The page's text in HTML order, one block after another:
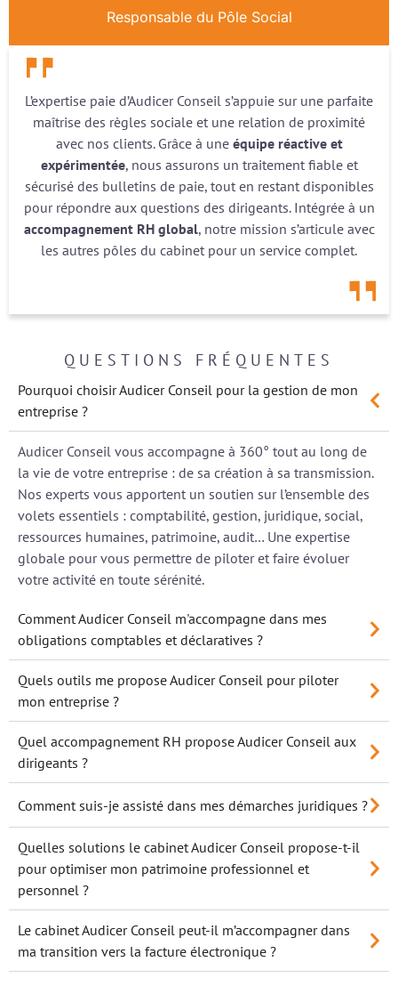
Responsable du Pôle Social
L’expertise paie d’Audicer Conseil s’appuie sur une parfaite
maîtrise des règles sociale et une relation de proximité
avec nos clients. Grâce à une équipe réactive et
expérimentée, nous assurons un traitement fiable et
sécurisé des bulletins de paie, tout en restant disponibles
pour répondre aux questions des dirigeants. Intégrée à un
accompagnement RH global, notre mission s’articule avec
les autres pôles du cabinet pour un service complet.
QUESTIONS FRÉQUENTES
Pourquoi choisir Audicer Conseil pour la gestion de mon
entreprise ?
Audicer Conseil vous accompagne à 360° tout au long de
la vie de votre entreprise : de sa création à sa transmission.
Nos experts vous apportent un soutien sur l’ensemble des
volets essentiels : comptabilité, gestion, juridique, social,
ressources humaines, patrimoine, audit… Une expertise
globale pour vous permettre de piloter et faire évoluer
votre activité en toute sérénité.
Comment Audicer Conseil m'accompagne dans mes
obligations comptables et déclaratives ?
Quels outils me propose Audicer Conseil pour piloter
mon entreprise ?
Quel accompagnement RH propose Audicer Conseil aux
dirigeants ?
Comment suis-je assisté dans mes démarches juridiques ?
Quelles solutions le cabinet Audicer Conseil propose-t-il
pour optimiser mon patrimoine professionnel et
personnel ?
Le cabinet Audicer Conseil peut-il m’accompagner dans
ma transition vers la facture électronique ?